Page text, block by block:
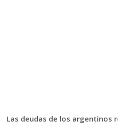
Las deudas de los argentinos